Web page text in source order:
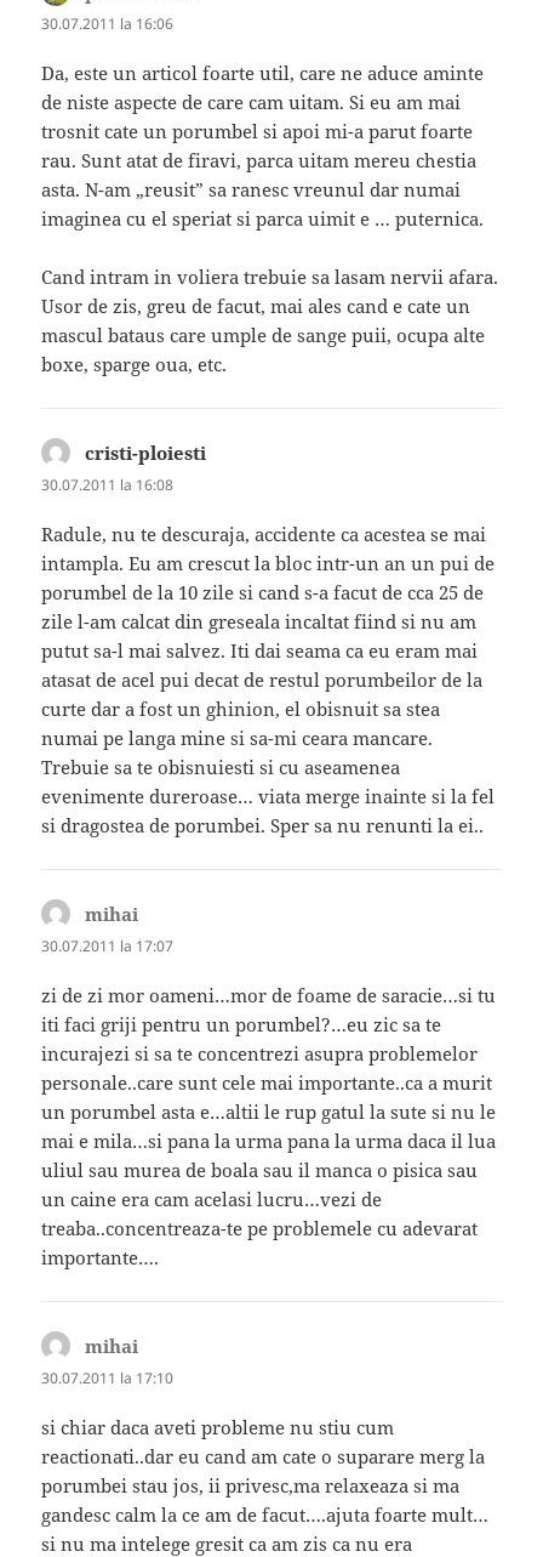
30.07.2011 la 16:06
Da, este un articol foarte util, care ne aduce aminte
de niste aspecte de care cam uitam. Si eu am mai
trosnit cate un porumbel si apoi mi-a parut foarte
rau. Sunt atat de firavi, parca uitam mereu chestia
asta. N-am „reusit” sa ranesc vreunul dar numai
imaginea cu el speriat si parca uimit e … puternica.
Cand intram in voliera trebuie sa lasam nervii afara.
Usor de zis, greu de facut, mai ales cand e cate un
mascul bataus care umple de sange puii, ocupa alte
boxe, sparge oua, etc.
cristi-ploiesti
30.07.2011 la 16:08
Radule, nu te descuraja, accidente ca acestea se mai
intampla. Eu am crescut la bloc intr-un an un pui de
porumbel de la 10 zile si cand s-a facut de cca 25 de
zile l-am calcat din greseala incaltat fiind si nu am
putut sa-l mai salvez. Iti dai seama ca eu eram mai
atasat de acel pui decat de restul porumbeilor de la
curte dar a fost un ghinion, el obisnuit sa stea
numai pe langa mine si sa-mi ceara mancare.
Trebuie sa te obisnuiesti si cu aseamenea
evenimente dureroase… viata merge inainte si la fel
si dragostea de porumbei. Sper sa nu renunti la ei..
mihai
30.07.2011 la 17:07
zi de zi mor oameni…mor de foame de saracie…si tu
iti faci griji pentru un porumbel?…eu zic sa te
incurajezi si sa te concentrezi asupra problemelor
personale..care sunt cele mai importante..ca a murit
un porumbel asta e…altii le rup gatul la sute si nu le
mai e mila…si pana la urma pana la urma daca il lua
uliul sau murea de boala sau il manca o pisica sau
un caine era cam acelasi lucru…vezi de
treaba..concentreaza-te pe problemele cu adevarat
importante….
mihai
30.07.2011 la 17:10
si chiar daca aveti probleme nu stiu cum
reactionati..dar eu cand am cate o suparare merg la
porumbei stau jos, ii privesc,ma relaxeaza si ma
gandesc calm la ce am de facut….ajuta foarte mult…
si nu ma intelege gresit ca am zis ca nu era